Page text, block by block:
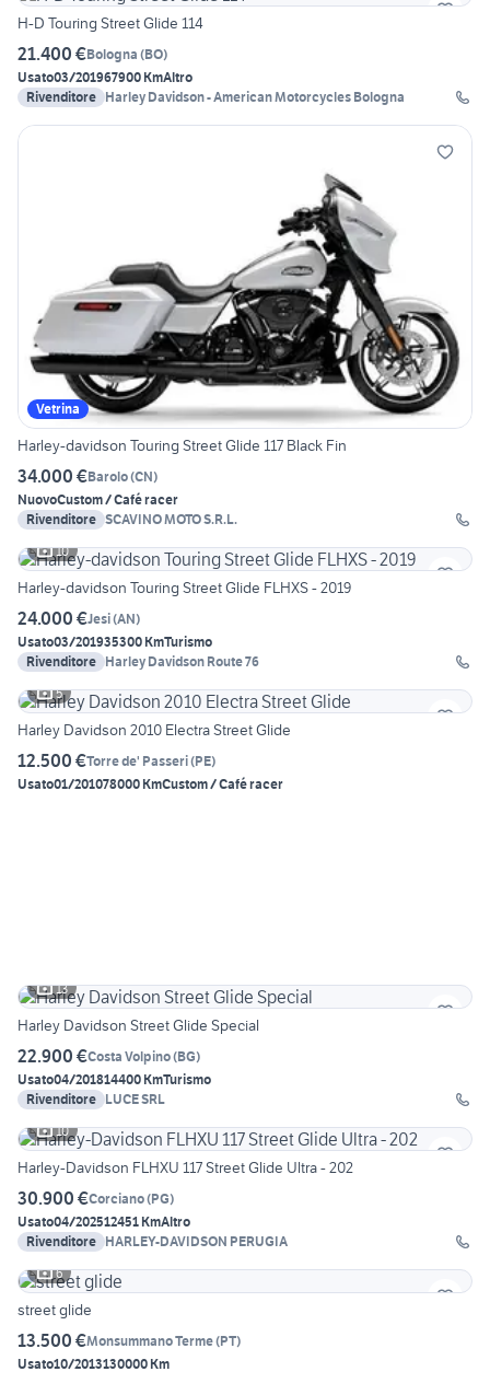
H-D Touring Street Glide 114
21.400 €Bologna (BO)
Usato03/201967900 KmAltro
Rivenditore Harley Davidson - American Motorcycles Bologna
Vetrina
Harley-davidson Touring Street Glide 117 Black Fin
34.000 €Barolo(CN)
NuovoCustom / Café racer
Rivenditore SCAVINO MOTO S.R.L.
10
Harley-davidson Touring Street Glide FLHXS - 2019
24.000 €Jesi(AN)
Usato03/201935300 KmTurismo
Rivenditore Harley Davidson Route 76
5
Harley Davidson 2010 Electra Street Glide
12.500 €Torre de' Passeri(PE)
Usato01/201078000 KmCustom / Café racer
13
Harley Davidson Street Glide Special
22.900 €Costa Volpino(BG)
Usato04/201814400 KmTurismo
Rivenditore LUCE SRL
10
Harley-Davidson FLHXU 117 Street Glide Ultra - 202
30.900 €Corciano(PG)
Usato04/202512451 KmAltro
Rivenditore HARLEY-DAVIDSON PERUGIA
6
street glide
13.500 €Monsummano Terme(PT)
Usato10/2013130000 Km